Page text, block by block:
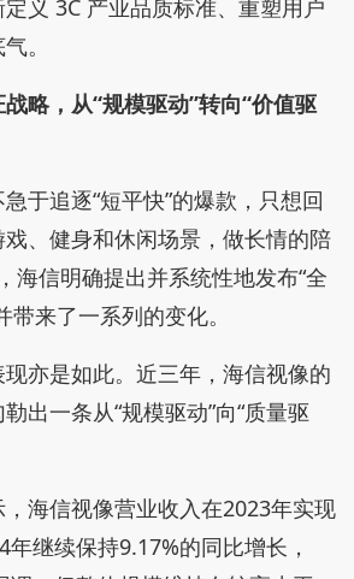
年，海信又用极其严苛的用
闺蜜机长续航、全场景移动的新
，海信又在耳边重构了空间音频的
：Vidda投影在8000元以上高端市
居行业TOP1；海信闺蜜机位居